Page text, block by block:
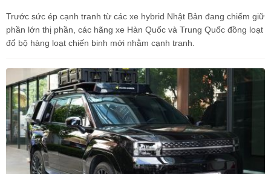
Trước sức ép cạnh tranh từ các xe hybrid Nhật Bản đang chiếm giữ
phần lớn thị phần, các hãng xe Hàn Quốc và Trung Quốc đồng loạt
đổ bộ hàng loạt chiến binh mới nhằm cạnh tranh.